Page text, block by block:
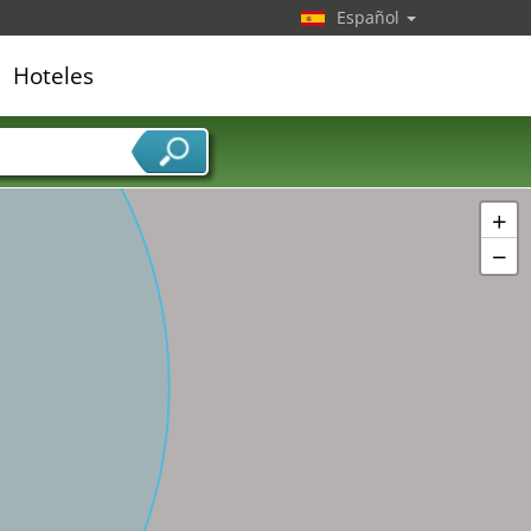
+
−
Español
Hoteles
de servicios